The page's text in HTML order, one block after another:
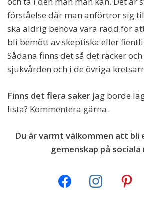
förståelse där man anförtror sig
ska aldrig behöva vara rädd för
bli bemött av skeptiska eller
Sådana finns det så det räcker
sjukvården och i de övriga
Finns det flera saker jag borde
lista? Kommentera gärna.
Du är varmt välkommen att bli
gemenskap på sociala